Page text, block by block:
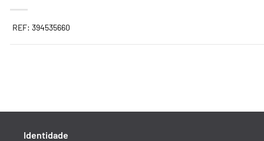
REF: 394535660
Identidade